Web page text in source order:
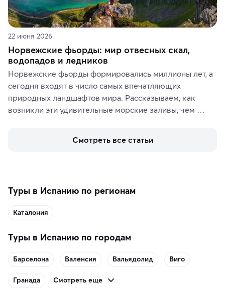
22 июня 2026
Норвежские фьорды: мир отвесных скал,
водопадов и ледников
Норвежские фьорды формировались миллионы лет, а
сегодня входят в число самых впечатляющих
природных ландшафтов мира. Рассказываем, как
возникли эти удивительные морские заливы, чем
включить в маршрут по Норвегии.
Смотреть все статьи
Туры в Испанию по регионам
Каталония
Туры в Испанию по городам
Барселона Валенсия Вальядолид Виго
Гранада Смотреть еще